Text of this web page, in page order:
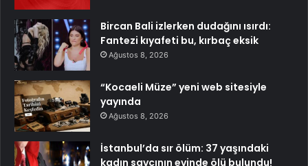
Bircan Bali izlerken dudağını ısırdı:
Fantezi kıyafeti bu, kırbaç eksik
Ağustos 8, 2026
“Kocaeli Müze” yeni web sitesiyle
yayında
Ağustos 8, 2026
İstanbul’da sır ölüm: 37 yaşındaki
kadın savcının evinde ölü bulundu!